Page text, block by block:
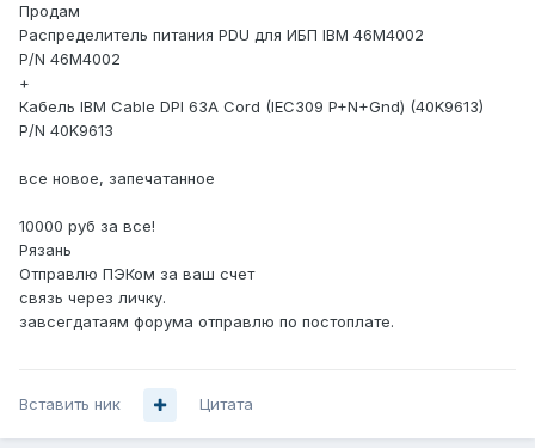
Продам
Распределитель питания PDU для ИБП IBM 46M4002
P/N 46M4002
+
Кабель IBM Cable DPI 63A Cord (IEC309 P+N+Gnd) (40K9613)
P/N 40K9613
все новое, запечатанное
10000 руб за все!
Рязань
Отправлю ПЭКом за ваш счет
связь через личку.
завсегдатаям форума отправлю по постоплате.
Вставить ник Цитата